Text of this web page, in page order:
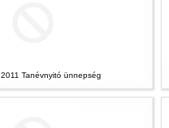
2011 Tanévnyitó ünnepség